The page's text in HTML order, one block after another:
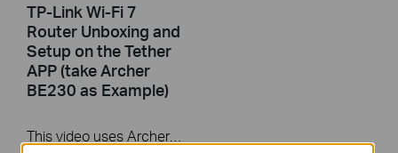
TP-Link Wi-Fi 7
Router Unboxing and
Setup on the Tether
APP (take Archer
BE230 as Example)